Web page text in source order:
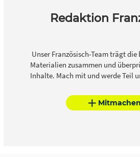
Redaktion
Unser Französisch-Team trägt
Materialien zusammen und
Inhalte. Mach mit und werde Teil
Mitmachen